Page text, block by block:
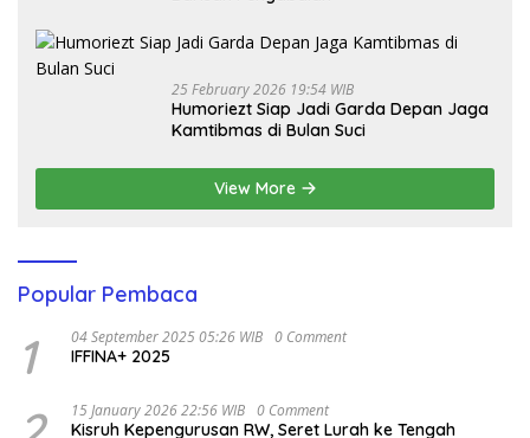
25 February 2026 19:54 WIB
Humoriezt Siap Jadi Garda Depan Jaga
Kamtibmas di Bulan Suci
View More
Popular Pembaca
1 04 September 2025 05:26 WIB 0 Comment
IFFINA+ 2025
15 January 2026 22:56 WIB 0 Comment
Kisruh Kepengurusan RW, Seret Lurah ke Tengah